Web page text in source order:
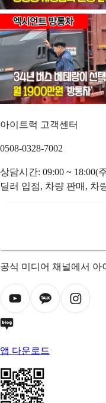
아이트럭 고객센터
0508-0328-7002
상담시간: 09:00 ~ 18:00(
딜러 입점, 차량 판매, 차
공식 미디어 채널에서 아
앱 다운로드